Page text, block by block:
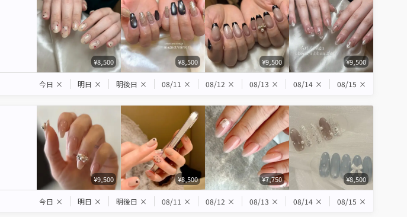
¥8,500 ¥8,500 ¥9,500 ¥9,500
今日 × 明日 × 明後日 × 08/11 × 08/12 × 08/13 × 08/14 × 08/15 ×
¥9,500 ¥8,500 ¥7,750 ¥8,500
今日 × 明日 × 明後日 × 08/11 × 08/12 × 08/13 × 08/14 × 08/15 ×